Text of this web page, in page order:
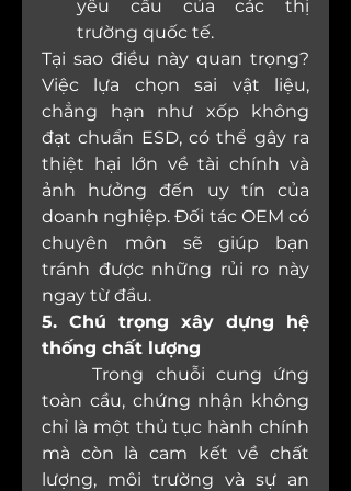
yêu cầu của các thị
trường quốc tế.
Tại sao điều này quan trọng?
Việc lựa chọn sai vật liệu,
chẳng hạn như xốp không
đạt chuẩn ESD, có thể gây ra
thiệt hại lớn về tài chính và
ảnh hưởng đến uy tín của
doanh nghiệp. Đối tác OEM có
chuyên môn sẽ giúp bạn
tránh được những rủi ro này
ngay từ đầu.
5. Chú trọng xây dựng hệ
thống chất lượng
	Trong chuỗi cung ứng
toàn cầu, chứng nhận không
chỉ là một thủ tục hành chính
mà còn là cam kết về chất
lượng, môi trường và sự an